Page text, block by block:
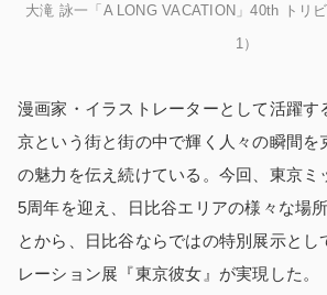
大滝 詠一「A LONG VACATION」40th トリ
1）
漫画家・イラストレーターとして活躍す
京という街と街の中で輝く人々の瞬間を
の魅力を伝え続けている。今回、東京ミ
5周年を迎え、日比谷エリアの様々な場
とから、日比谷ならではの特別展示とし
レーション展『東京彼女』が実現した。